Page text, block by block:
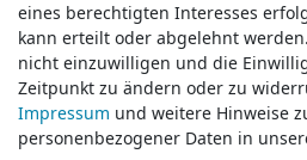
Wünschen Sie einen
service@klamato.de
Schreiben Sie uns:
service@klamato.de
eines berechtigten Interesses
kann erteilt oder abgelehnt
nicht einzuwilligen und die
Zeitpunkt zu ändern oder zu
Impressum und weitere Hinweise
personenbezogener Daten in
eines berechtigten Interesses
kann erteilt oder abgelehnt
nicht einzuwilligen und die
Zeitpunkt zu ändern oder zu
Impressum und weitere Hinweise
personenbezogener Daten in